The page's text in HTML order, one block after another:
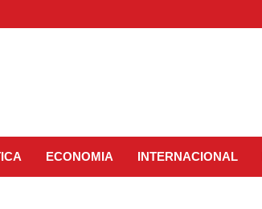
ECONOMIA INTERNACIONAL